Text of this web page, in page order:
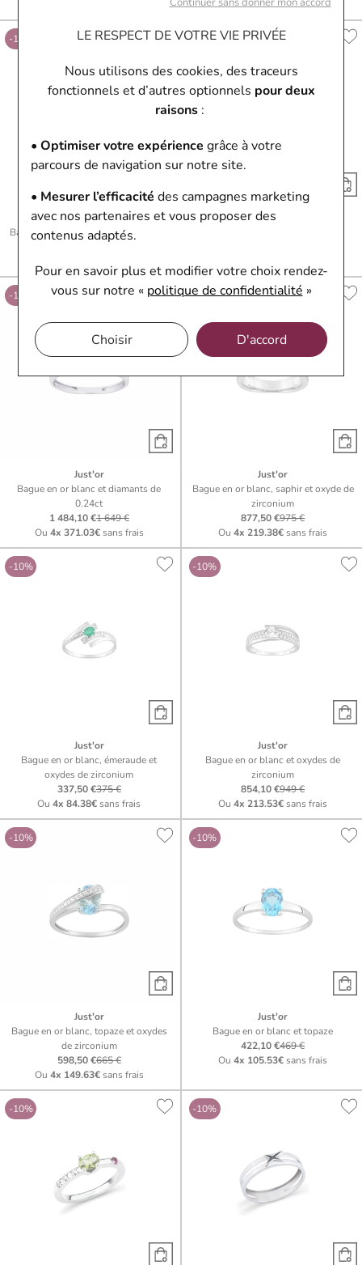
LE RESPECT DE VOTRE VIE PRIVÉE
Nous utilisons des cookies, des traceurs
fonctionnels et d’autres optionnels pour deux
raisons:
• Optimiser votre expérience grâce à votre
parcours de navigation sur notre site.
• Mesurer l’efficacité des campagnes marketing
avec nos partenaires et vous proposer des
contenus adaptés.
Pour en savoir plus et modifier votre choix rendez-
vous sur notre « politique de confidentialité »
Choisir D'accord
Ou4x267.75€sans frais
-10%
Just'or
Bague en or blanc et diamant, 0.20ct
-10%
Just'or
-10%
Just'or
Bague en or blanc et diamants de
0.24ct
1 484,10 €1 649 €
Ou 4x 371.03€sans frais
-10%
Just'or
Bague en or blanc, saphir et oxyde de
zirconium
877,50 €975 €
Ou4x 219.38€sans frais
-10%
Just'or
Bague en or blanc, émeraude et
oxydes de zirconium
337,50 €375 €
Ou4x 84.38€sans frais
-10%
Just'or
Bague en or blanc et oxydes de
zirconium
854,10 €949 €
Ou4x 213.53€sans frais
-10%
Just'or
Bague en or blanc, topaze et oxydes
de zirconium
598,50 €665 €
Ou 4x 149.63€sans frais
-10%
Just'or
Bague en or blanc et topaze
422,10 €469 €
Ou4x 105.53€sans frais
-10% -10%